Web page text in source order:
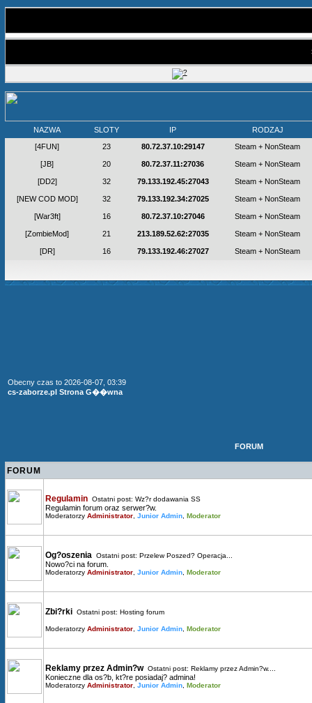
NAZWA SLOTY IP
RODZAJ
[4FUN]
23 80.72.37.10:29147 Steam + NonSteam
[JB] 20 80.72.37.11:27036 Steam + NonSteam
[DD2] 32 79.133.192.45:27043 Steam + NonSteam
[NEW COD MOD] 32 79.133.192.34:27025 Steam + NonSteam
[War3ft] 16 80.72.37.10:27046 Steam + NonSteam
[ZombieMod] 21 213.189.52.62:27035 Steam + NonSteam
[DR] 16 79.133.192.46:27027 Steam + NonSteam
Obecny czas to 2026-08-07, 03:39
cs-zaborze.pl Strona G��wna
FORUM
FORUM
Regulamin Ostatni post: Wz?r dodawania SS
Regulamin forum oraz serwer?w.
Moderatorzy Administrator Junior Admin Moderator
Og?oszenia Ostatni post: Przelew Poszed? Operacja...
Nowo?ci na forum.
Moderatorzy Administrator Junior Admin Moderator
Zbi?rki Ostatni post: Hosting forum
Moderatorzy Administrator Junior Admin Moderator
Reklamy przez Admin?wOstatni post: Reklamy przez Admin?w....
Konieczne dla os?b, kt?re posiadaj? admina!
Moderatorzy Administrator Junior Admin Moderator